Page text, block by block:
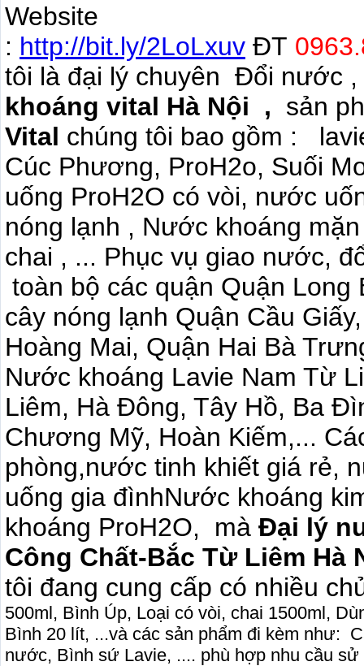
Website
: http://bit.ly/2LoLxuv ĐT
tôi là đại lý chuyên Đổi nước
khoáng vital Hà Nội , sản
Vital chúng tôi bao gồm :
Cúc Phương, ProH2o, Suối
uống ProH2O có vòi, nước
nóng lạnh , Nước khoáng
chai , ... Phục vụ giao nước,
toàn bộ các quận Quận
cây nóng lạnh Quận Cầu
Hoàng Mai, Quận Hai Bà
Nước khoáng Lavie Nam Từ
Liêm, Hà Đông, Tây Hồ, Ba
Chương Mỹ, Hoàn Kiếm,...
phòng,nước tinh khiết giá rẻ,
uống gia đìnhNước khoáng
khoáng ProH2O, mà Đại lý
Công Chất-Bắc Từ Liêm Hà
tôi đang cung cấp có nhiều
500ml, Bình Úp, Loại có vòi, chai 1500ml,
Bình 20 lít, ...và các sản phẩm đi kèm như:
nước, Bình sứ Lavie, .... phù hợp nhu cầu